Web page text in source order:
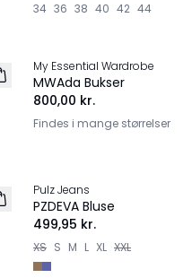
34 36 38 40 42 44
NYHED
My Essential Wardrobe
MWAda Bukser
800,00 kr.
Findes i mange størrelser
NYHED
Pulz Jeans
PZDEVA Bluse
499,95 kr.
XS S M L XL XXL